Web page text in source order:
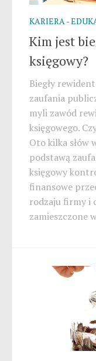
KARIERA -
Kim jest
księgowy?
Biegły
zaufania
myli zawód
księgowego.
Oto kilka słów
podstawą
księgowy
finansowe
rodzaju firmy i
zamieszczone